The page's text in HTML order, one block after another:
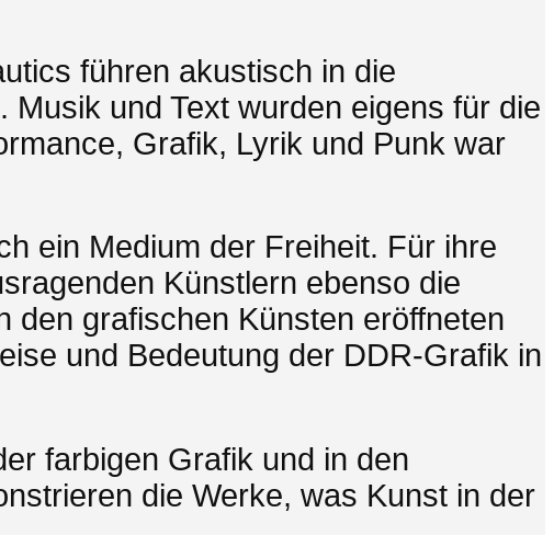
führen akustisch in die
und Text wurden eigens für die
Grafik, Lyrik und Punk war
ein Medium der Freiheit. Für ihre
Künstlern ebenso die
den grafischen Künsten eröffneten
und Bedeutung der DDR-Grafik in
farbigen Grafik und in den
die Werke, was Kunst in der